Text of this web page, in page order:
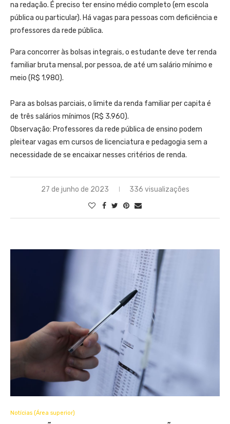
na redação. É preciso ter ensino médio completo (em escola
pública ou particular). Há vagas para pessoas com deficiência e
professores da rede pública.
Para concorrer às bolsas integrais, o estudante deve ter renda
familiar bruta mensal, por pessoa, de até um salário mínimo e
meio (R$ 1.980).
Para as bolsas parciais, o limite da renda familiar per capita é
de três salários mínimos (R$ 3.960).
Observação: Professores da rede pública de ensino podem
pleitear vagas em cursos de licenciatura e pedagogia sem a
necessidade de se encaixar nesses critérios de renda.
27 de junho de 2023 336 visualizações
Notícias (Área superior)